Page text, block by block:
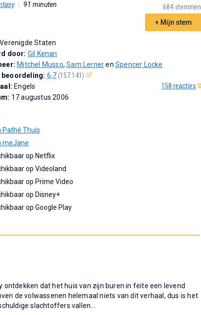
91 minuten
684 stemmen
+ Mijn stem
158 reacties
Verenigde Staten
door: Gil Kenan
Mitchel Musso,Sam LernerenSpencer Locke
beoordeling: 6,7(157.141)
Engels
17 augustus 2006
Pathé Thuis
meJane
op Netflix
op Videoland
op Prime Video
op Disney+
op Google Play
ontdekken dat het huis van zijn buren in feite een levend
de volwassenen helemaal niets van dit verhaal, dus is het
slachtoffers vallen...